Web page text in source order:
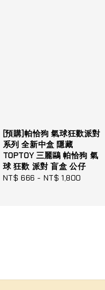
[預購]帕恰狗 氣球狂歡派對
系列 全新中盒 隱藏
TOPTOY 三麗鷗 帕恰狗 氣
球 狂歡 派對 盲盒 公仔
Regular
NT$ 666 - NT$ 1,800